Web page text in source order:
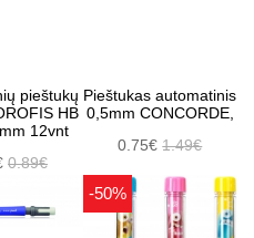
pieštukų
HB
12vnt
0.89€
Pieštukas automatinis
0,5mm CONCORDE,
0.75€1.49€
-50%